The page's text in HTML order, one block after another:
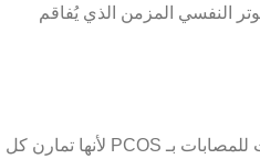
النفسي المزمن الذي يُفاقم
السباحة تُعتبر من أفضل الرياضات للمصابات بـ PCOS لأنها تمارن كل